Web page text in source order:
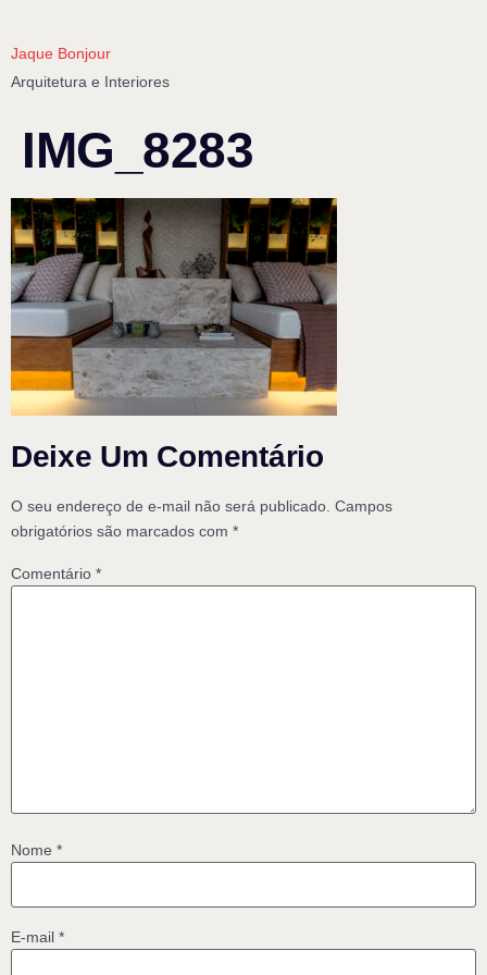
Jaque Bonjour
Arquitetura e Interiores
IMG_8283
Deixe Um Comentário
O seu endereço de e-mail não será publicado. Campos
obrigatórios são marcados com *
Comentário *
Nome *
E-mail *